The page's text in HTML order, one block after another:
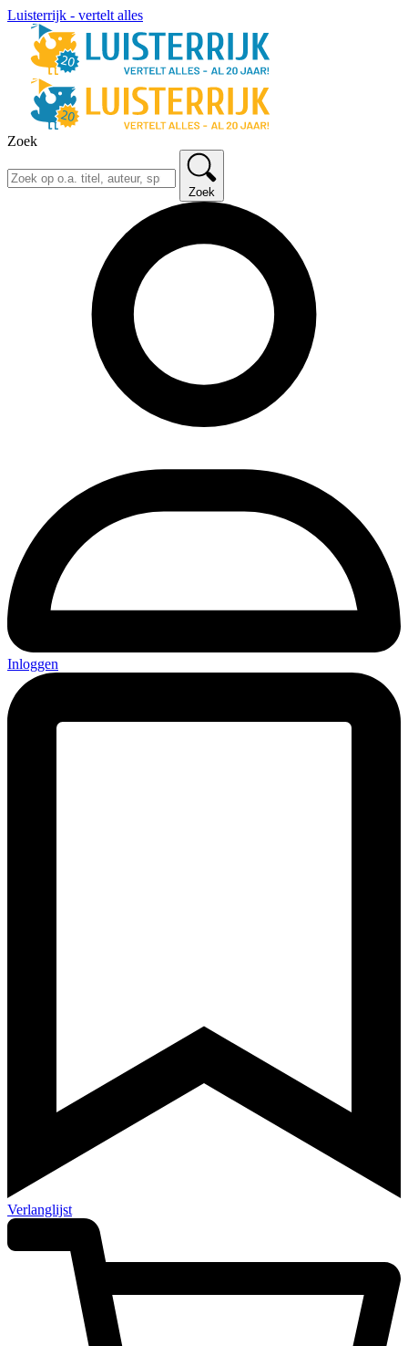
Luisterrijk - vertelt alles
Zoek
Zoek
Inloggen
Verlanglijst